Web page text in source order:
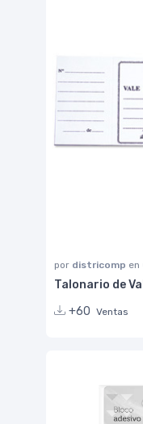
por districomp en
Talonario de
+60 Ventas